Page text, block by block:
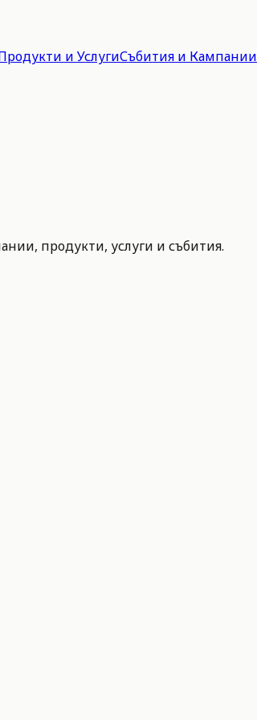
и УслугиСъбития и Кампании
продукти, услуги и събития.